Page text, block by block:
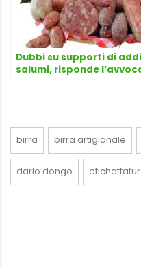
Dubbi su supporti di
salumi, risponde
birra birra artigianale
dario dongo